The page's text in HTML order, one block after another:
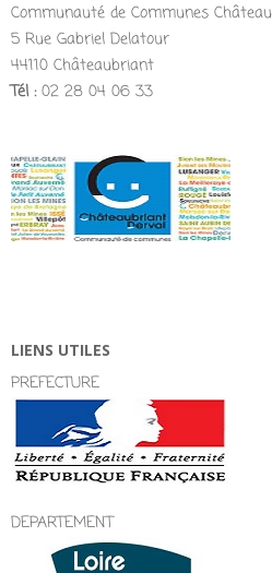
Communauté de Communes
5 Rue Gabriel Delatour
44110 Châteaubriant
Tél :02 28 04 06 33
LIENS UTILES
PREFECTURE
DEPARTEMENT